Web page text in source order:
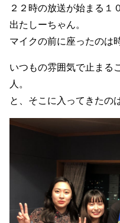
２２時の放送が始まる１
出たしーちゃん。
マイクの前に座ったのは
いつもの雰囲気で止まる
人。
と、そこに入ってきたの